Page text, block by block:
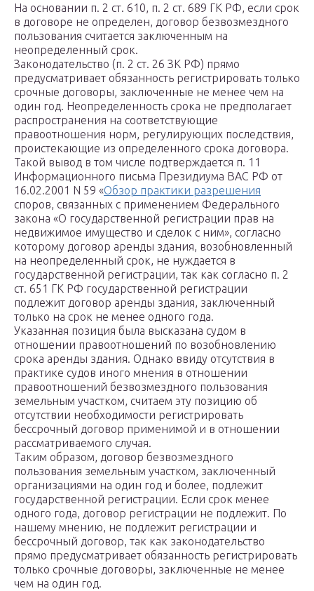
На основании п. 2 ст. 610, п. 2 ст. 689 ГК РФ, если срок
в договоре не определен, договор безвозмездного
пользования считается заключенным на
неопределенный срок.
Законодательство (п. 2 ст. 26 ЗК РФ) прямо
предусматривает обязанность регистрировать только
срочные договоры, заключенные не менее чем на
один год. Неопределенность срока не предполагает
распространения на соответствующие
правоотношения норм, регулирующих последствия,
проистекающие из определенного срока договора.
Такой вывод в том числе подтверждается п. 11
Информационного письма Президиума ВАС РФ от
16.02.2001 N 59 «Обзор практики разрешения
споров, связанных с применением Федерального
закона «О государственной регистрации прав на
недвижимое имущество и сделок с ним», согласно
которому договор аренды здания, возобновленный
на неопределенный срок, не нуждается в
государственной регистрации, так как согласно п. 2
ст. 651 ГК РФ государственной регистрации
подлежит договор аренды здания, заключенный
только на срок не менее одного года.
Указанная позиция была высказана судом в
отношении правоотношений по возобновлению
срока аренды здания. Однако ввиду отсутствия в
практике судов иного мнения в отношении
правоотношений безвозмездного пользования
земельным участком, считаем эту позицию об
отсутствии необходимости регистрировать
бессрочный договор применимой и в отношении
рассматриваемого случая.
Таким образом, договор безвозмездного
пользования земельным участком, заключенный
организациями на один год и более, подлежит
государственной регистрации. Если срок менее
одного года, договор регистрации не подлежит. По
нашему мнению, не подлежит регистрации и
бессрочный договор, так как законодательство
прямо предусматривает обязанность регистрировать
только срочные договоры, заключенные не менее
чем на один год.